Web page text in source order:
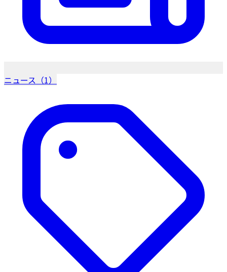
ニュース（1）